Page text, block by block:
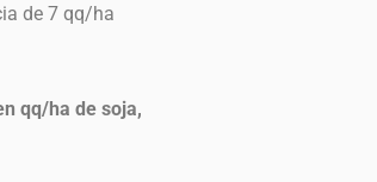
de 7 qq/ha
qq/ha de soja,